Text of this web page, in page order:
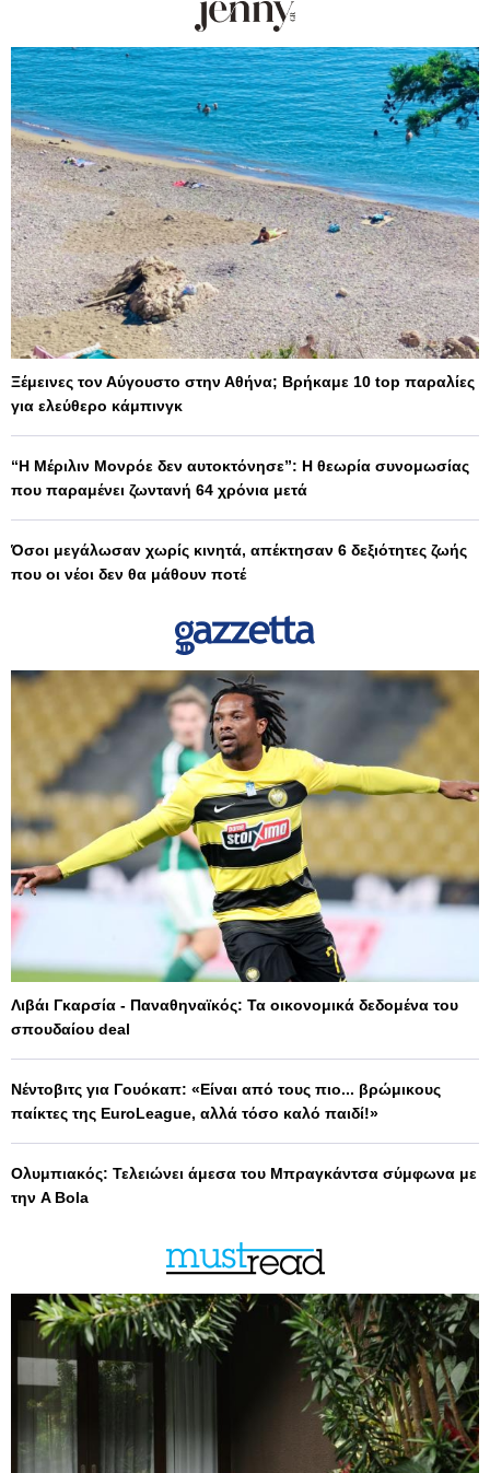
Ξέμεινες τον Αύγουστο στην Αθήνα; Βρήκαμε 10 top παραλίες
για ελεύθερο κάμπινγκ
“Η Μέριλιν Μονρόε δεν αυτοκτόνησε”: Η θεωρία συνομωσίας
που παραμένει ζωντανή 64 χρόνια μετά
Όσοι μεγάλωσαν χωρίς κινητά, απέκτησαν 6 δεξιότητες ζωής
που οι νέοι δεν θα μάθουν ποτέ
Λιβάι Γκαρσία - Παναθηναϊκός: Τα οικονομικά δεδομένα του
σπουδαίου deal
Νέντοβιτς για Γουόκαπ: «Είναι από τους πιο... βρώμικους
παίκτες της EuroLeague, αλλά τόσο καλό παιδί!»
Ολυμπιακός: Τελειώνει άμεσα του Μπραγκάντσα σύμφωνα με
την A Bola